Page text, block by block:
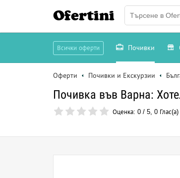
Ofertini
Всички оферти Почивки
Оферти Почивки и Екскурзии
Почивка във Варна:
Оценка: 0 / 5, 0 Глас(а)